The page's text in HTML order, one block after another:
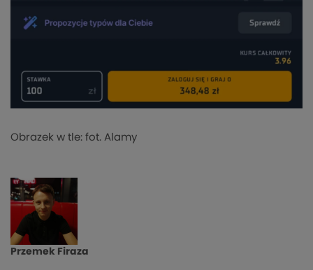
Obrazek w tle: fot. Alamy
Przemek Firaza